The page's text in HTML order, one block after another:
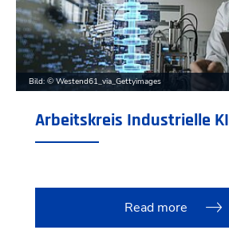
Bild: © Westend61_via_Gettyimages
Arbeitskreis Industrielle KI
Read more